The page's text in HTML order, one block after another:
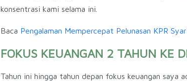
konsentrasi kami selama ini.
Baca Pengalaman Mempercepat Pelunasan KPR
FOKUS KEUANGAN 2 TAHUN KE
Tahun ini hingga tahun depan fokus keuangan saya